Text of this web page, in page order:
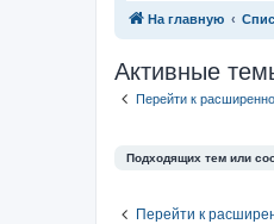
На главную
Активные
Перейти к
Подходящих тем или
Перейти к